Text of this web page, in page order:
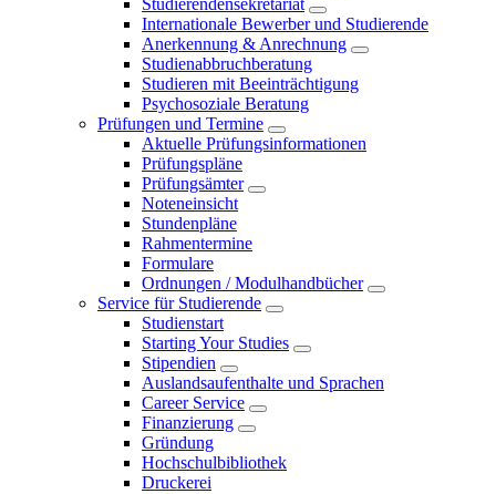
Studierendensekretariat
Internationale Bewerber und Studierende
Anerkennung & Anrechnung
Studienabbruchberatung
Studieren mit Beeinträchtigung
Psychosoziale Beratung
Prüfungen und Termine
Aktuelle Prüfungsinformationen
Prüfungspläne
Prüfungsämter
Noteneinsicht
Stundenpläne
Rahmentermine
Formulare
Ordnungen / Modulhandbücher
Service für Studierende
Studienstart
Starting Your Studies
Stipendien
Auslandsaufenthalte und Sprachen
Career Service
Finanzierung
Gründung
Hochschulbibliothek
Druckerei